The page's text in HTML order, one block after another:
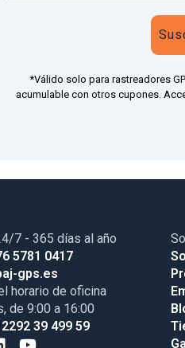
*Válido solo para rastreadores
acumulable con otros cupones.
7 - 365 días al año
5781 0417
gps.es
horario de oficina
de 9:00 a 16:00
39 499 59